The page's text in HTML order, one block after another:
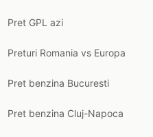
Pret GPL azi
Preturi Romania vs Europa
Pret benzina Bucuresti
Pret benzina Cluj-Napoca